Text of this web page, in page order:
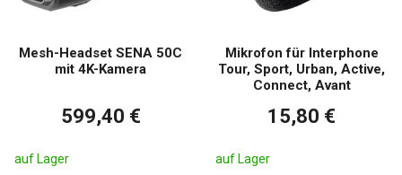
Mesh-Headset SENA 50C
mit 4K-Kamera
599,40 €
auf Lager
Mikrofon für Interphone
Tour, Sport, Urban, Active,
Connect, Avant
15,80 €
auf Lager